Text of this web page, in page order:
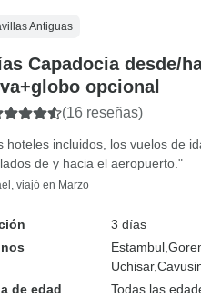
Antiguas
Capadocia desde/
opcional
(16 reseñas)
hoteles incluidos, los vuelos de
de y hacia el aeropuerto."
viajó en Marzo
3 días
Estambul,
Uchisar,
de edad
Todas las